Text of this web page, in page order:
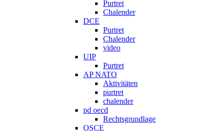
Purtret
Chalender
DCE
Purtret
Chalender
video
UIP
Purtret
AP NATO
Aktivitäten
purtret
chalender
pd oecd
Rechtsgrundlage
OSCE